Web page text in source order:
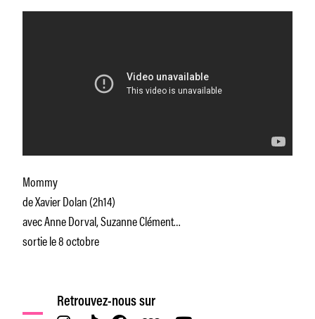
Mommy
de Xavier Dolan (2h14)
avec Anne Dorval, Suzanne Clément…
sortie le 8 octobre
Retrouvez-nous sur